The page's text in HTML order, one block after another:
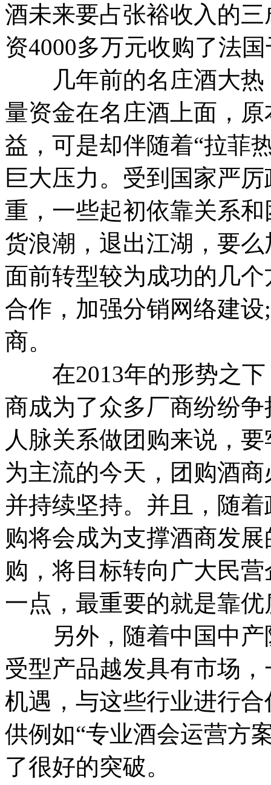
酒未来要占张裕收入的
资4000多万元收购了法
几年前的名庄酒大热
量资金在名庄酒上面，
益，可是却伴随着“拉菲
巨大压力。受到国家严
重，一些起初依靠关系
货浪潮，退出江湖，要
面前转型较为成功的几
合作，加强分销网络建
商。
在2013年的形势之下
商成为了众多厂商纷纷
人脉关系做团购来说，
为主流的今天，团购酒
并持续坚持。并且，随
购将会成为支撑酒商发
购，将目标转向广大民
一点，最重要的就是靠
另外，随着中国中产
受型产品越发具有市场
机遇，与这些行业进行
供例如“专业酒会运营方
了很好的突破。